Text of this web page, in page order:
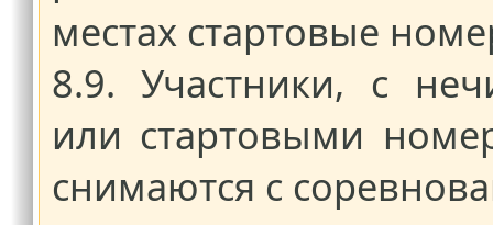
местах стартовые
8.9. Участники, с
или стартовыми
снимаются с